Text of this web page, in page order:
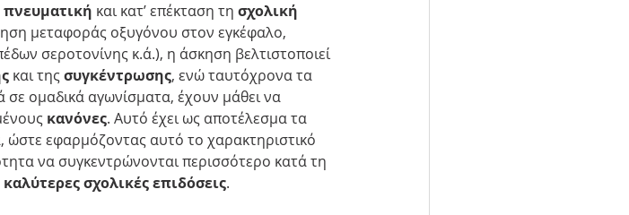
πνευματική και κατ’ επέκταση τη σχολική
μεταφοράς οξυγόνου στον εγκέφαλο,
σεροτονίνης κ.ά.), η άσκηση βελτιστοποιεί
και της συγκέντρωσης, ενώ ταυτόχρονα τα
σε ομαδικά αγωνίσματα, έχουν μάθει να
κανόνες. Αυτό έχει ως αποτέλεσμα τα
ώστε εφαρμόζοντας αυτό το χαρακτηριστικό
να συγκεντρώνονται περισσότερο κατά τη
καλύτερες σχολικές επιδόσεις.